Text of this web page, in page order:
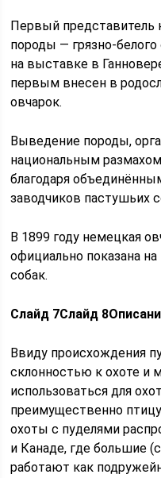
Первый представитель
породы — грязно-
на выставке в
первым внесен в
овчарок.
Выведение породы,
национальным
благодаря
заводчиков пастушьих
В 1899 году немецкая
официально показана
собак.
Слайд 7Слайд 8
Ввиду происхождения
склонностью к охоте и
использоваться для
преимущественно
охоты с пуделями
и Канаде, где большие
работают как